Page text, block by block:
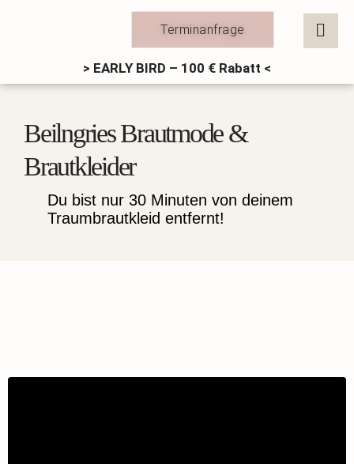
Terminanfrage
> EARLY BIRD – 100 € Rabatt <
Beilngries Brautmode &
Brautkleider
Du bist nur 30 Minuten von deinem
Traumbrautkleid entfernt!